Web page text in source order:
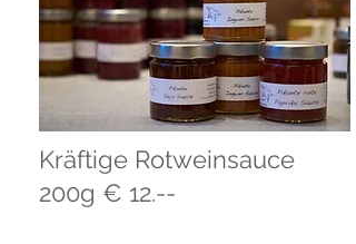
Kräftige Rotweinsauce
200g € 12.--